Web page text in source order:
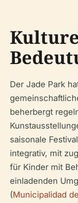
Der Jade Park
beherbergt
saisonale
integrativ, mit
für Kinder mit
einladenden
(Municipalidad